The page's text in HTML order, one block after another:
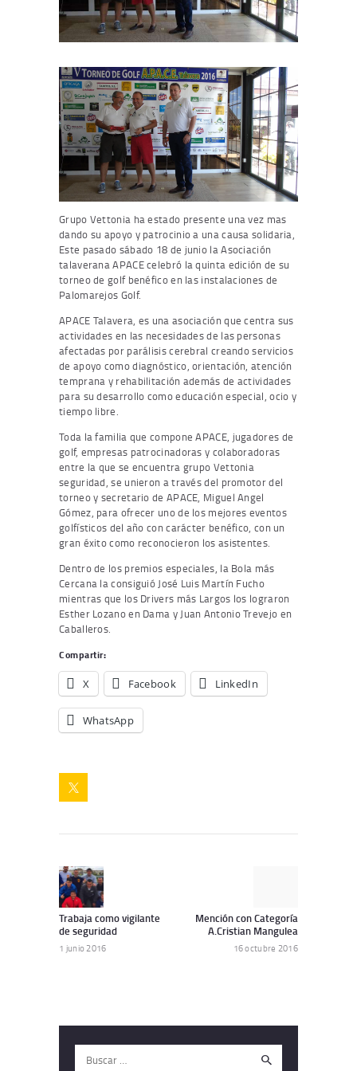
Grupo Vettonia ha estado presente una vez mas
dando su apoyo y patrocinio a una causa solidaria,
Este pasado sábado 18 de junio la Asociación
talaverana APACE celebró la quinta edición de su
torneo de golf benéfico en las instalaciones de
Palomarejos Golf.
APACE Talavera, es una asociación que centra sus
actividades en las necesidades de las personas
afectadas por parálisis cerebral creando servicios
de apoyo como diagnóstico, orientación, atención
temprana y rehabilitación además de actividades
para su desarrollo como educación especial, ocio y
tiempo libre.
Toda la familia que compone APACE, jugadores de
golf, empresas patrocinadoras y colaboradoras
entre la que se encuentra grupo Vettonia
seguridad, se unieron a través del promotor del
torneo y secretario de APACE, Miguel Angel
Gómez, para ofrecer uno de los mejores eventos
golfísticos del año con carácter benéfico, con un
gran éxito como reconocieron los asistentes.
Dentro de los premios especiales, la Bola más
Cercana la consiguió José Luis Martín Fucho
mientras que los Drivers más Largos los lograron
Esther Lozano en Dama y Juan Antonio Trevejo en
Caballeros.
Compartir:
X Facebook LinkedIn
WhatsApp
de
entradas
Trabaja como vigilante
de seguridad
1 junio 2016
Mención con Categoría
A.Cristian Mangulea
16 octubre 2016